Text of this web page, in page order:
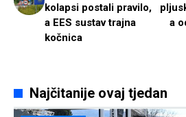
kolapsi postali pravilo,
a EES sustav trajna
kočnica
a
Najčitanije ovaj tjedan